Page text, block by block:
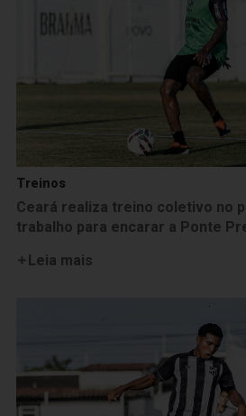
Treinos
Ceará realiza treino coletivo no
trabalho para encarar a Ponte
Leia mais